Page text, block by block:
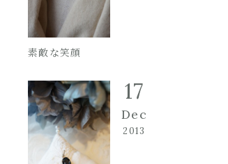
素敵な笑顔
17
Dec
2013